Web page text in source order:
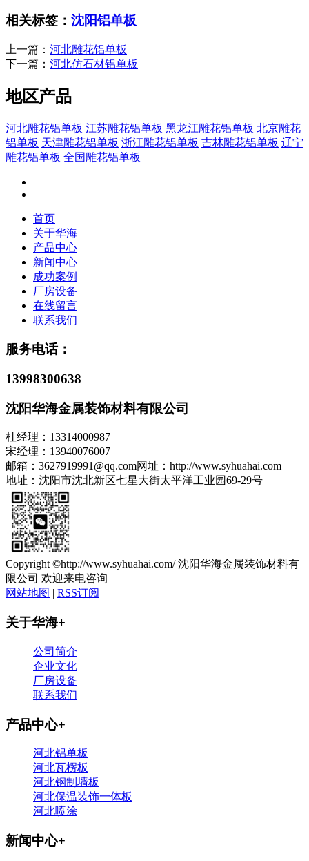
相关标签： 沈阳铝单板
上一篇： 河北雕花铝单板
下一篇： 河北仿石材铝单板
地区产品
河北雕花铝单板 江苏雕花铝单板 黑龙江雕花铝单板 北京雕花
铝单板 天津雕花铝单板 浙江雕花铝单板 吉林雕花铝单板 辽宁
雕花铝单板 全国雕花铝单板
首页
关于华海
产品中心
新闻中心
成功案例
厂房设备
在线留言
联系我们
服务电话：
13998300638
沈阳华海金属装饰材料有限公司
杜经理：13314000987
宋经理 ：13940076007
邮箱：3627919991@qq.com网址：http://www.syhuahai.com
地址：沈阳市沈北新区七星大街太平洋工业园69-29号
Copyright ©http://www.syhuahai.com/ 沈阳华海金属装饰材料有
限公司 欢迎来电咨询
网站地图 | RSS订阅
关于华海+
公司简介
企业文化
厂房设备
联系我们
产品中心+
河北铝单板
河北瓦楞板
河北钢制墙板
河北保温装饰一体板
河北喷涂
新闻中心+